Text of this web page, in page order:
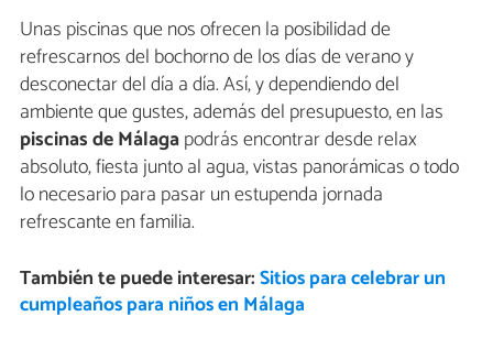
Unas piscinas que nos ofrecen la posibilidad de
refrescarnos del bochorno de los días de verano y
desconectar del día a día. Así, y dependiendo del
ambiente que gustes, además del presupuesto, en las
piscinas de Málagapodrás encontrar desde relax
absoluto, fiesta junto al agua, vistas panorámicas o todo
lo necesario para pasar un estupenda jornada
refrescante en familia.
También te puede interesar:Sitios para celebrar un
cumpleaños para niños en Málaga